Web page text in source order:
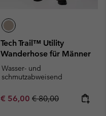
Tech Trail™ Utility
Wanderhose für Männer
Wasser- und
schmutzabweisend
Sale price:
€ 56,00 Regular price:
€ 80,00